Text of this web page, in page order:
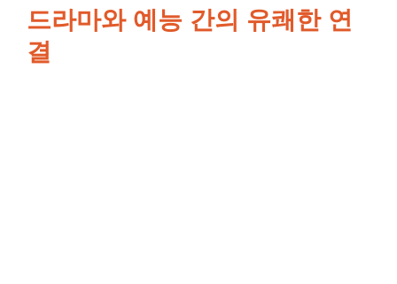
드라마와 예능 간의 유쾌한 연
결